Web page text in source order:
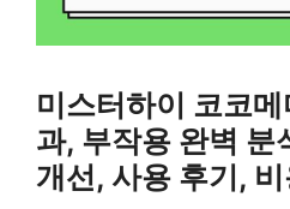
미스터하이 코코
과, 부작용 완벽 분
개선, 사용 후기,